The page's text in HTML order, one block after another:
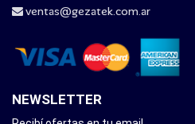
ventas@gezatek.com.ar
NEWSLETTER